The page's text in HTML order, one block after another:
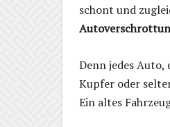
schont und
Denn jedes
Kupfer oder
Ein altes